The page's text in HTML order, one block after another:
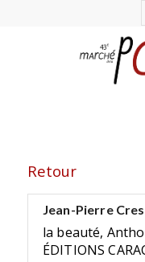
Retour
Jean-Pierre
la beauté,
ÉDITIONS